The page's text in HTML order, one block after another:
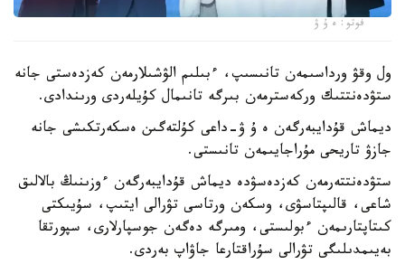
فوتو: ە ۇ ۋ
ول وقۋ ورداسىمەن تانىسىپ، ءبىلىم الۋشىلارمەن كەزدەستى جانە
ستۋدەنتتىك وركەسترمەن بىرگە تانىمال كۇيلەردى ورىندادى.
ديماش قۇدايبەرگەن ە ۇ ۋ-داعى كۇلتەگىن ەسكەرتكىشى جانە
جازۋ تاريحى مۇراجايىمەن تانىستى.
ستۋدەنتتەرمەن كەزدەسۋدە ديماش قۇدايبەرگەن ءوزىنىڭ بالالىق
شاعى، قالىپتاسۋى، وسكەن ورتاسى تۋرالى ايتىپ، سۇيىكتى
كىتاپتارىمەن ءبولىستى، ومىرگە دەگەن جوسپارلارى، سپورتقا
بەيىمدىلىگى تۋرالى سۇراقتارعا جاۋاپ بەردى.